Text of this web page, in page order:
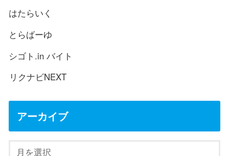
はたらいく
とらばーゆ
シゴト.in バイト
リクナビNEXT
アーカイブ